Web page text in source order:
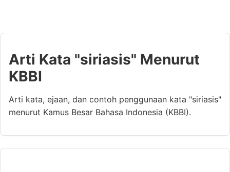
Arti Kata "siriasis" Menurut
KBBI
Arti kata, ejaan, dan contoh penggunaan kata "siriasis"
menurut Kamus Besar Bahasa Indonesia (KBBI).